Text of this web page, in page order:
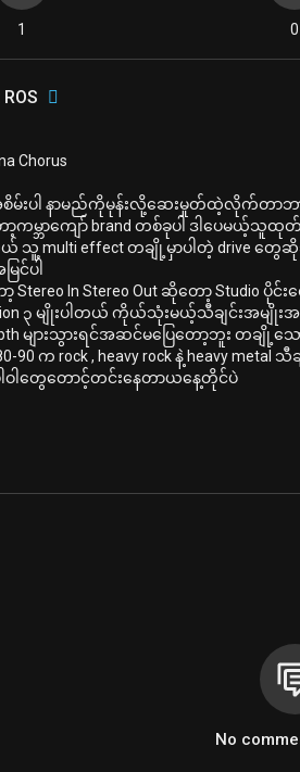
1 0
Chorus
းပါ နာမည်ကိုမုန်းလို့ဆေးမှုတ်ထဲ့လိုက်တာဘာ
ော့ကမ္ဘာကျော် brand တစ်ခုပါ ဒါပေမ
multi effect တချို့မှာပါတဲ့ drive တွ
င်ပါ
Stereo In Stereo Out ဆိုတော့ Studio ပိုင်
၃ မျိုးပါတယ် ကိုယ်သုံးမယ့်သီချင်းအမ
များသွားရင်အဆင်မပြေတော့ဘူး တချို့သ
90 က rock , heavy rock နဲ့ heavy
ါတွေတောင့်တင်းနေတာယနေ့တိုင်ပဲ
No